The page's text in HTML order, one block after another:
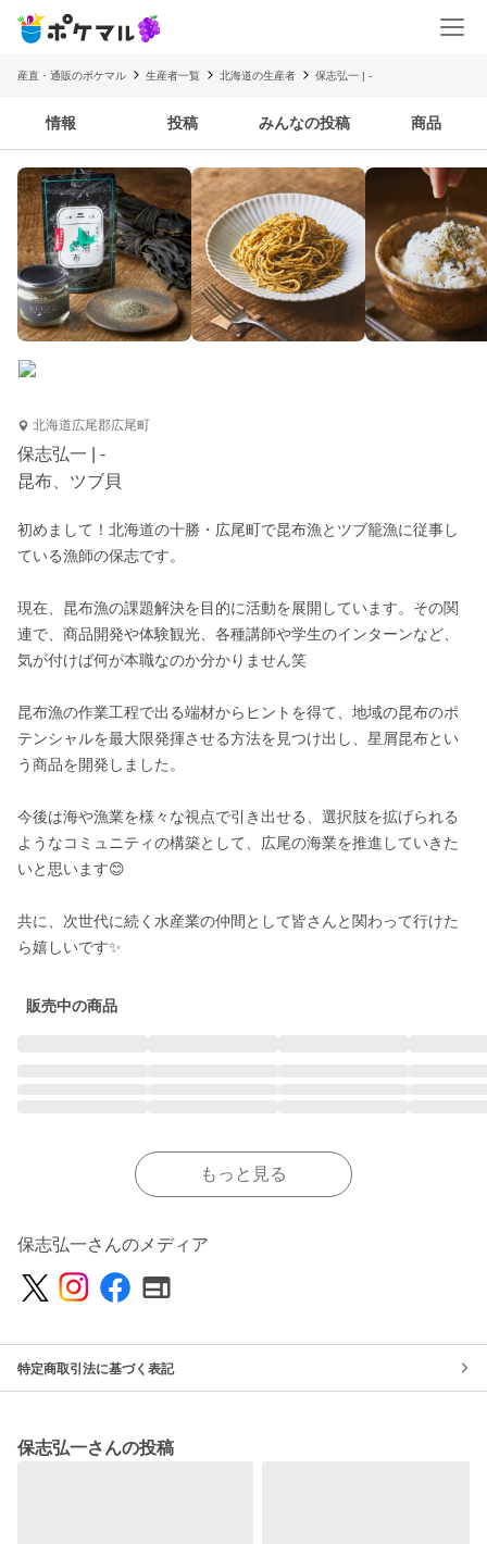
産直・通販のポケマル 生産者一覧 北海道の生産者 保志弘一 | -
情報 投稿 みんなの投稿 商品
北海道広尾郡広尾町
保志弘一 | -
昆布、ツブ貝
初めまして！北海道の十勝・広尾町で昆布漁とツブ籠漁に従事し
ている漁師の保志です。
現在、昆布漁の課題解決を目的に活動を展開しています。その関
連で、商品開発や体験観光、各種講師や学生のインターンなど、
気が付けば何が本職なのか分かりません笑
昆布漁の作業工程で出る端材からヒントを得て、地域の昆布のポ
テンシャルを最大限発揮させる方法を見つけ出し、星屑昆布とい
う商品を開発しました。
今後は海や漁業を様々な視点で引き出せる、選択肢を拡げられる
ようなコミュニティの構築として、広尾の海業を推進していきた
いと思います😊
共に、次世代に続く水産業の仲間として皆さんと関わって行けた
ら嬉しいです✨
販売中の商品
もっと見る
保志弘一さんのメディア
特定商取引法に基づく表記
保志弘一さんの投稿